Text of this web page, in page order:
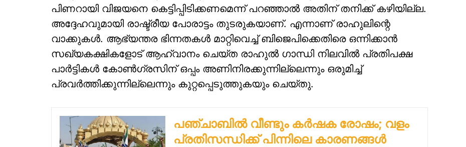
പിണറായി വിജയനെ കെട്ടിപ്പിടിക്കണമെന്ന് പറഞ്ഞാല്‍ അതിന് തനിക്ക് കഴിയില്ല.
അദ്ദേഹവുമായി രാഷ്ട്രീയ പോരാട്ടം തുടരുകയാണ്. എന്നാണ് രാഹുലിന്റെ
വാക്കുകള്‍. ആഭ്യന്തര ഭിന്നതകള്‍ മാറ്റിവെച്ച് ബിജെപിക്കെതിരെ ഒന്നിക്കാന്‍
സഖ്യകക്ഷികളോട് ആഹ്വാനം ചെയ്ത രാഹുല്‍ ഗാന്ധി നിലവില്‍ പ്രതിപക്ഷ
പാര്‍ട്ടികള്‍ കോണ്‍ഗ്രസിന് ഒപ്പം അണിനിരക്കുന്നില്ലെന്നും ഒരുമിച്ച്
പ്രവര്‍ത്തിക്കുന്നില്ലെന്നും കുറ്റപ്പെടുത്തുകയും ചെയ്തു.
പഞ്ചാബില്‍ വീണ്ടും കര്‍ഷക രോഷം; വളം
പ്രതിസന്ധിക്ക് പിന്നിലെ കാരണങ്ങൾ